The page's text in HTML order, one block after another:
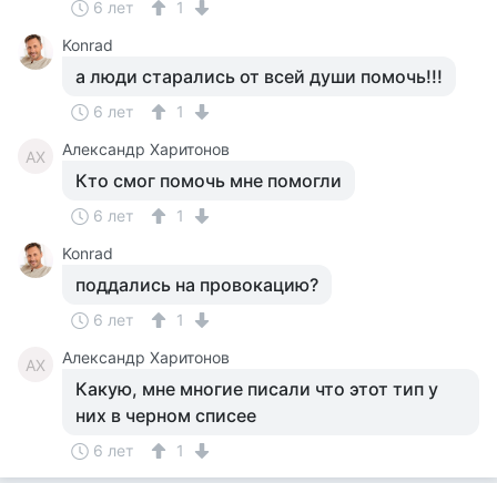
6 лет
1
Konrad
а люди старались от всей души помочь!!!
6 лет 1
АХ Александр Харитонов
Кто смог помочь мне помогли
6 лет
1
Konrad
поддались на провокацию?
6 лет 1
АХ Александр Харитонов
Какую, мне многие писали что этот тип у
них в черном списее
6 лет 1